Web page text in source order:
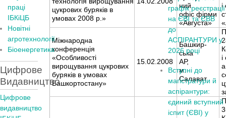
цукрових буряків в
умовах 2008 р.»
ний
офіс фірми
«Августа»
Міжнародна
конференція
«Особливості
вирощування цукрових
буряків в умовах
Башкортостану»
15.02.2008
Башкир-
ська
АР,
м.
Салават
праці
ІБКіЦБ
Новітні
агротехнології
Бiоенергетика
Цифрове
Видавництво
Цифрове
видавництво
графік реєстрації
на ЄВІ та ЄВВ
до
АСПІРАНТУРИ у
2026 році
Вступні до
магістратури й
аспірантури:
єдиний вступний
іспит (ЄВІ) у